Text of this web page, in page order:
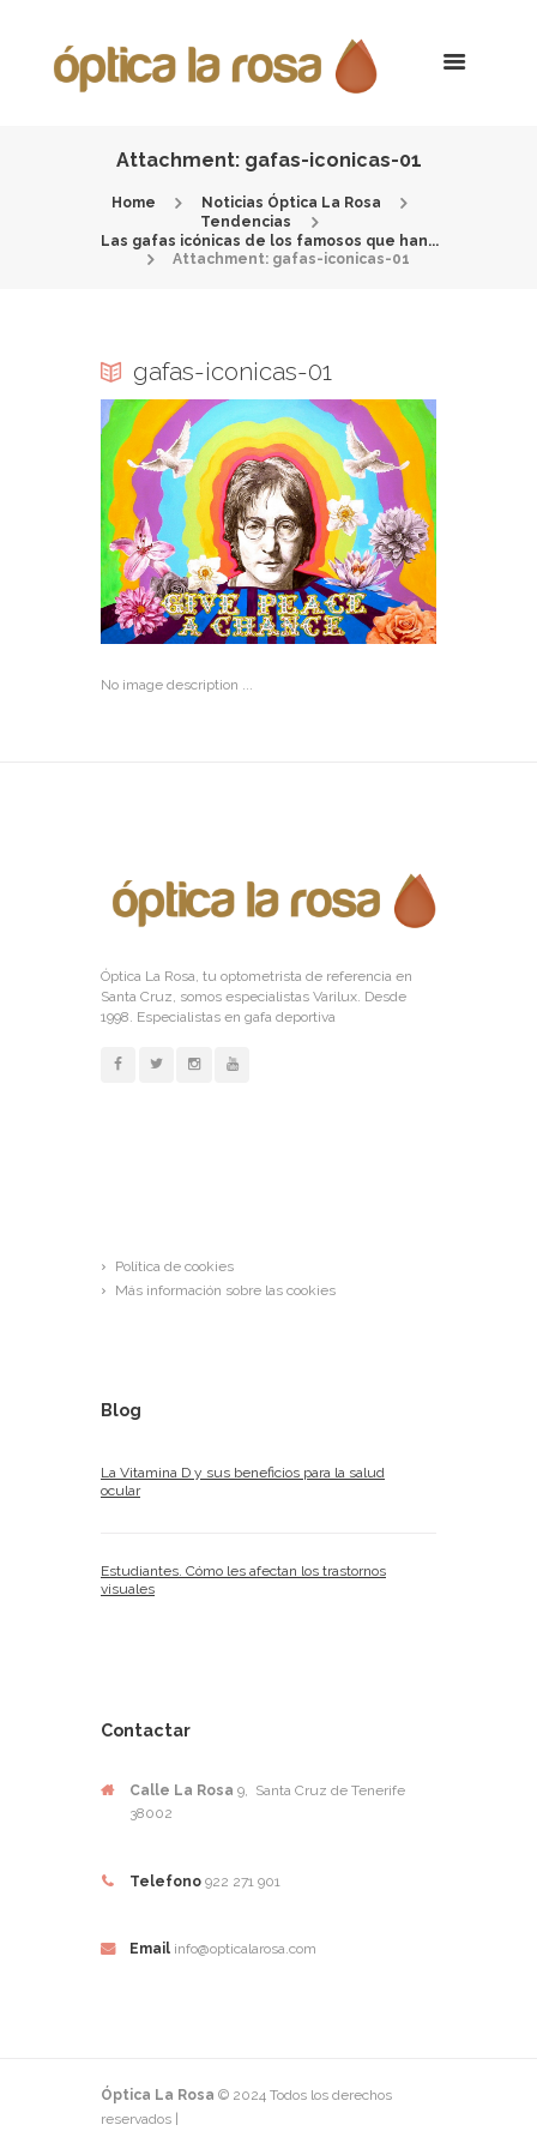
Attachment: gafas-iconicas-01
Home
Noticias Óptica La Rosa
Tendencias
Las gafas icónicas de los famosos que han...
Attachment: gafas-iconicas-01
gafas-iconicas-01
No image description ...
Óptica La Rosa, tu optometrista de referencia en
Santa Cruz, somos especialistas Varilux. Desde
1998. Especialistas en gafa deportiva
Política de cookies
Más información sobre las cookies
Blog
La Vitamina D y sus beneficios para la salud
ocular
Estudiantes. Cómo les afectan los trastornos
visuales
Contactar
Calle La Rosa 9, Santa Cruz de Tenerife
38002
Telefono 922 271 901
Email info@opticalarosa.com
Óptica La Rosa © 2024 Todos los derechos
reservados |